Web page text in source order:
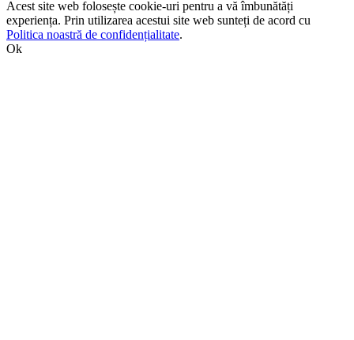
Acest site web folosește cookie-uri pentru a vă îmbunătăți
experiența. Prin utilizarea acestui site web sunteți de acord cu
Politica noastră de confidențialitate.
Ok